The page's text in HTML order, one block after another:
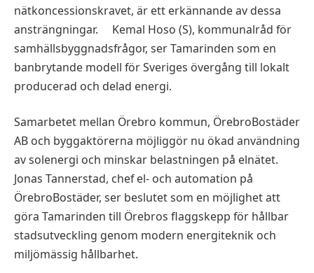
nätkoncessionskravet, är ett erkännande av dessa
ansträngningar. Kemal Hoso (S), kommunalråd för
samhällsbyggnadsfrågor, ser Tamarinden som en
banbrytande modell för Sveriges övergång till lokalt
producerad och delad energi.
Samarbetet mellan Örebro kommun, ÖrebroBostäder
AB och byggaktörerna möjliggör nu ökad användning
av solenergi och minskar belastningen på elnätet.
Jonas Tannerstad, chef el- och automation på
ÖrebroBostäder, ser beslutet som en möjlighet att
göra Tamarinden till Örebros flaggskepp för hållbar
stadsutveckling genom modern energiteknik och
miljömässig hållbarhet.